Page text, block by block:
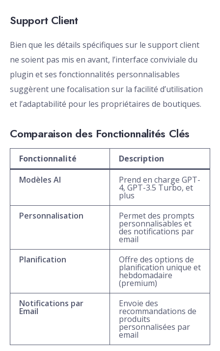
Support Client
Bien que les détails spécifiques sur le support client
ne soient pas mis en avant, l’interface conviviale du
plugin et ses fonctionnalités personnalisables
suggèrent une focalisation sur la facilité d’utilisation
et l’adaptabilité pour les propriétaires de boutiques.
Comparaison des Fonctionnalités Clés
Fonctionnalité
Description
Modèles AI
Prend en charge GPT-
4, GPT-3.5 Turbo, et
plus
Personnalisation
Permet des prompts
personnalisables et
des notifications par
email
Planification
Offre des options de
planification unique et
hebdomadaire
(premium)
Notifications par
Email
Envoie des
recommandations de
produits
personnalisées par
email